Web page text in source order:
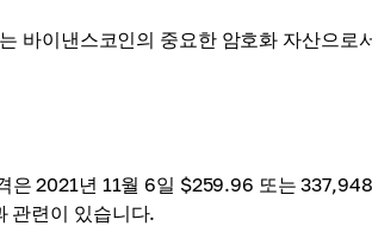
바이낸스코인의 중요한 암호화 자산으로
은 2021년 11월 6일 $259.96 또는
관련이 있습니다.